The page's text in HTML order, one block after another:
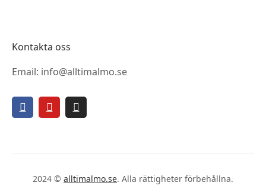
Kontakta oss
Email: info@alltimalmo.se
2024 © alltimalmo.se. Alla rättigheter förbehållna.